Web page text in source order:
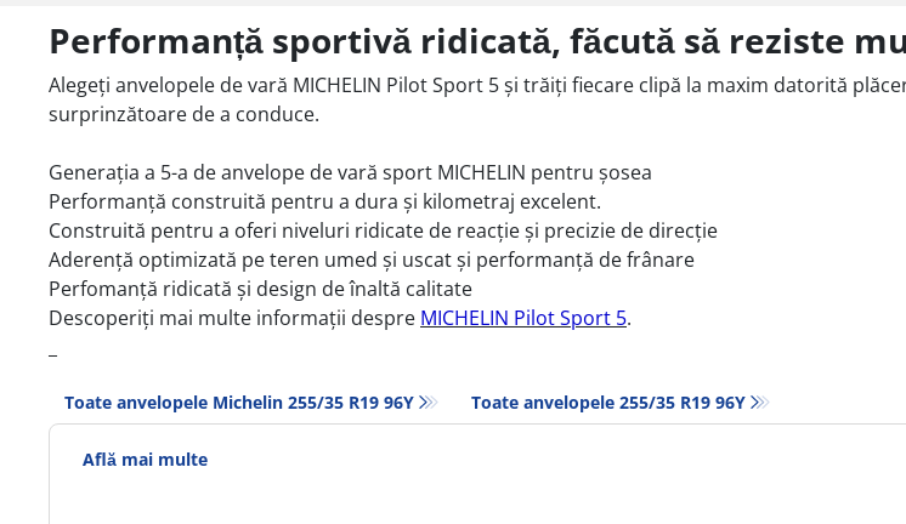
Performanță sportivă ridicată, făcută să reziste
Alegeți anvelopele de vară MICHELIN Pilot Sport 5 și trăiți fiecare clipă la maxim datorită
surprinzătoare de a conduce.
Generația a 5-a de anvelope de vară sport MICHELIN pentru șosea
Performanță construită pentru a dura și kilometraj excelent.
Construită pentru a oferi niveluri ridicate de reacție și precizie de direcție
Aderență optimizată pe teren umed și uscat și performanță de frânare
Perfomanță ridicată și design de înaltă calitate
Descoperiți mai multe informații despre MICHELIN Pilot Sport 5.
Toate anvelopele Michelin 255/35 R19 96Y Toate anvelopele‎ 255/35 R19 96Y
Află mai multe